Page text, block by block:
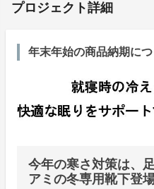
プロジェクト詳細
年末年始の商品納期に
今年の寒さ対策は、
アミの冬専用靴下登場